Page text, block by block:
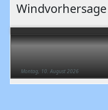
Montag, 10. August 2026
Windvorhersage